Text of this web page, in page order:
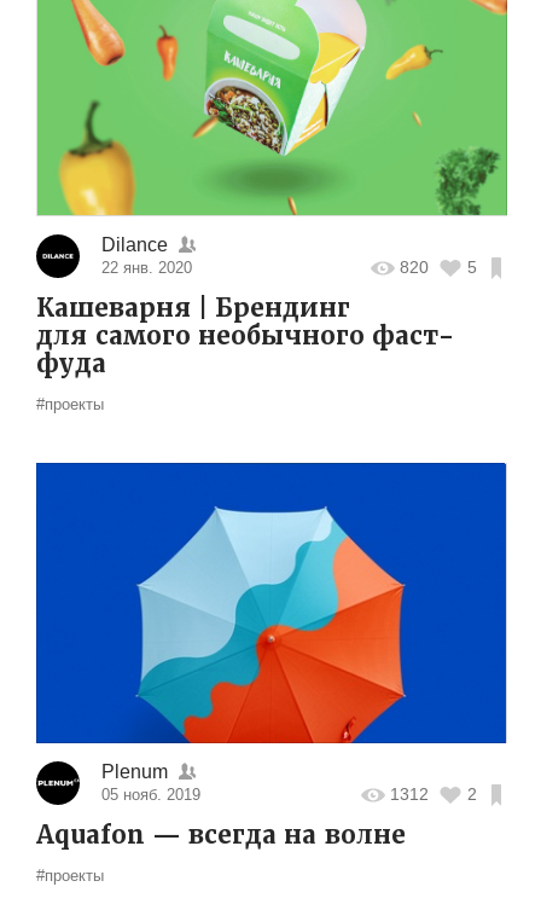
Dilance
22 янв. 2020 820 5
Кашеварня | Брендинг
для самого необычного фаст-
фуда
#проекты
Plenum
05 нояб. 2019 1312 2
Aquafon — всегда на волне
#проекты